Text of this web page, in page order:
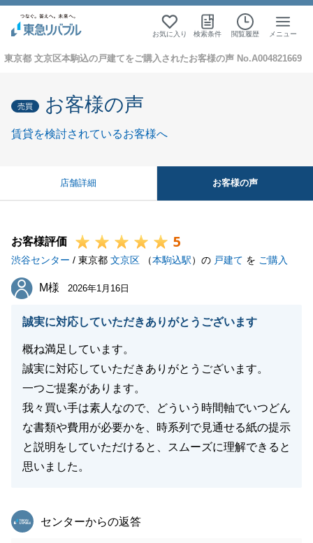
お気に入り 検索条件 閲覧履歴 メニュー
東京都 文京区本駒込の戸建てをご購入されたお客様の声 No.A004821669
売買 お客様の声
賃貸を検討されているお客様へ
店舗詳細 お客様の声
お客様評価 5
渋谷センター / 東京都 文京区 （本駒込駅）の 戸建て を ご購入
M様
M様 2026年1月16日
誠実に対応していただきありがとうございます
概ね満足しています。
誠実に対応していただきありがとうございます。
一つご提案があります。
我々買い手は素人なので、どういう時間軸でいつどん
な書類や費用が必要かを、時系列で見通せる紙の提示
と説明をしていただけると、スムーズに理解できると
思いました。
東急リバブル
センターからの返答